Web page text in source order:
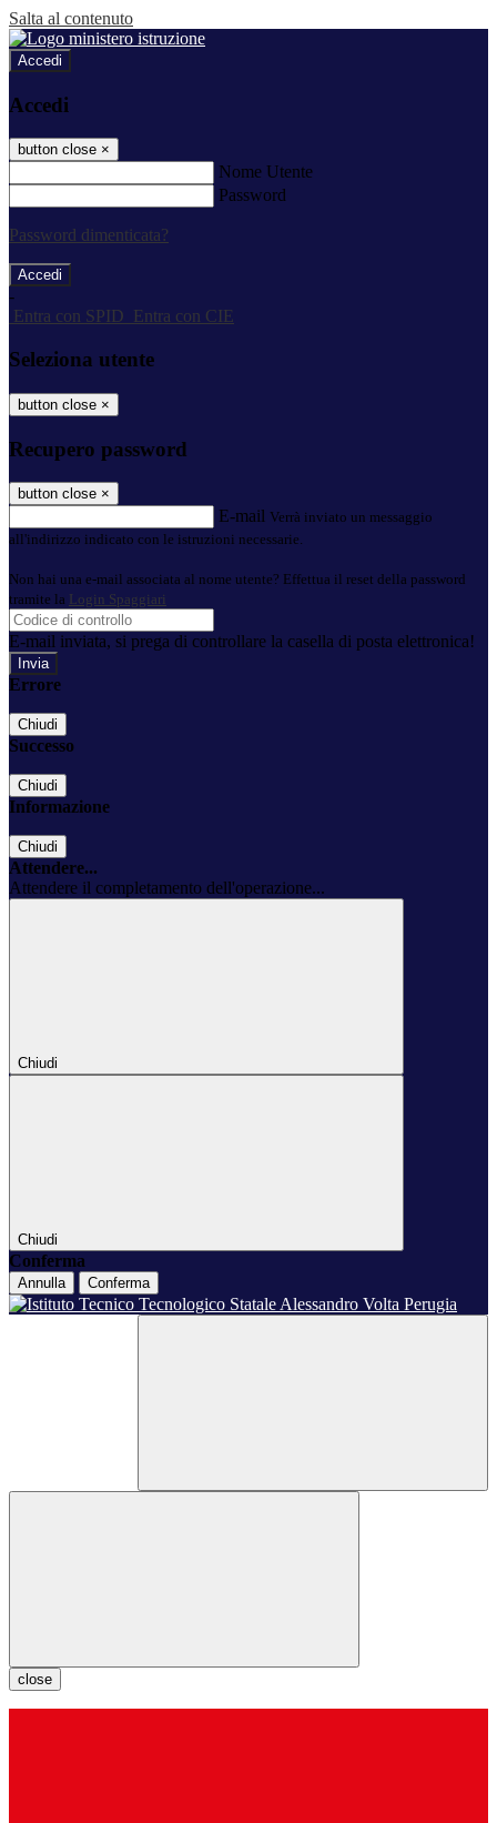
Salta al contenuto
Accedi
Accedi
button close ×
Nome Utente
Password
Password dimenticata?
-
Entra con SPID
Entra con CIE
Seleziona utente
button close ×
Recupero password
button close ×
E-mail Verrà inviato un messaggio
all'indirizzo indicato con le istruzioni necessarie.
Non hai una e-mail associata al nome utente? Effettua il reset della password
tramite la Login Spaggiari
E-mail inviata, si prega di controllare la casella di posta elettronica!
Errore
Chiudi
Successo
Chiudi
Informazione
Chiudi
Attendere...
Attendere il completamento dell'operazione...
Chiudi
Chiudi
Conferma
Annulla Conferma
close